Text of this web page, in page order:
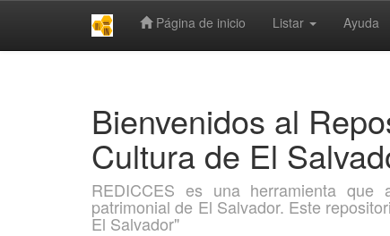
Página de inicio Listar Ayuda
Bienvenidos al
Cultura de El
REDICCES es una herramienta
patrimonial de El Salvador. Este
El Salvador"